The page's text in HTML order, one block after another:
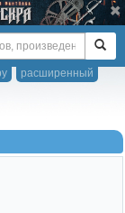
расширенный